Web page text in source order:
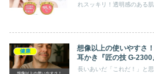
れスッキリ！透明感のある肌
健康
想像以上の使いやすさ
耳かき『匠の技 G-2300
長いあいだ「これだ！」と